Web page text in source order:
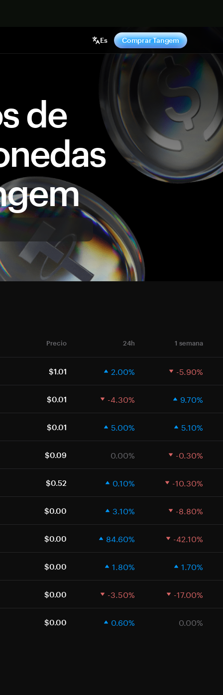
Es Comprar Tangem
de
Precio 24h 1 semana
$1.01 2.00% -5.90%
$0.01 -4.30% 9.70%
$0.01 5.00% 5.10%
$0.09 0.00% -0.30%
$0.52 0.10% -10.30%
$0.00 3.10% -8.80%
$0.00 84.60% -42.10%
$0.00 1.80% 1.70%
$0.00 -3.50% -17.00%
$0.00 0.60% 0.00%